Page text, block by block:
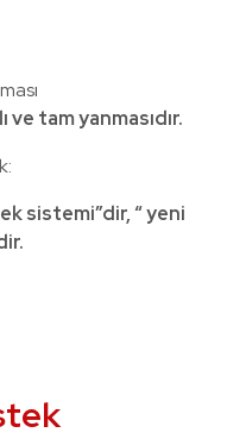
tam yanmasıdır.
sistemi”dir, “ yeni